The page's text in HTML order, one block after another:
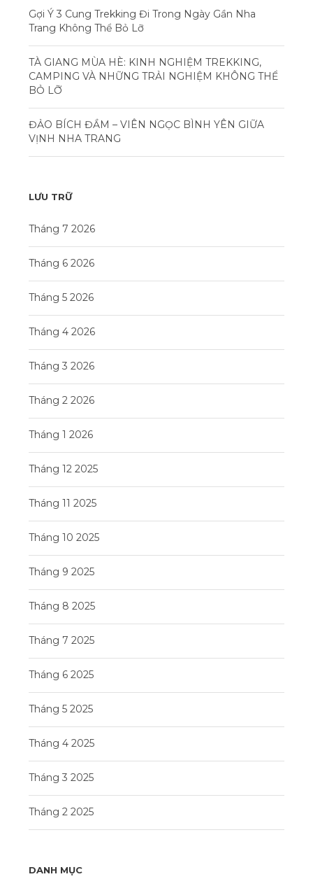
Gợi Ý 3 Cung Trekking Đi Trong Ngày Gần Nha
Trang Không Thể Bỏ Lỡ
TÀ GIANG MÙA HÈ: KINH NGHIỆM TREKKING,
CAMPING VÀ NHỮNG TRẢI NGHIỆM KHÔNG THỂ
BỎ LỠ
ĐẢO BÍCH ĐẦM – VIÊN NGỌC BÌNH YÊN GIỮA
VỊNH NHA TRANG
LƯU TRỮ
Tháng 7 2026
Tháng 6 2026
Tháng 5 2026
Tháng 4 2026
Tháng 3 2026
Tháng 2 2026
Tháng 1 2026
Tháng 12 2025
Tháng 11 2025
Tháng 10 2025
Tháng 9 2025
Tháng 8 2025
Tháng 7 2025
Tháng 6 2025
Tháng 5 2025
Tháng 4 2025
Tháng 3 2025
Tháng 2 2025
DANH MỤC